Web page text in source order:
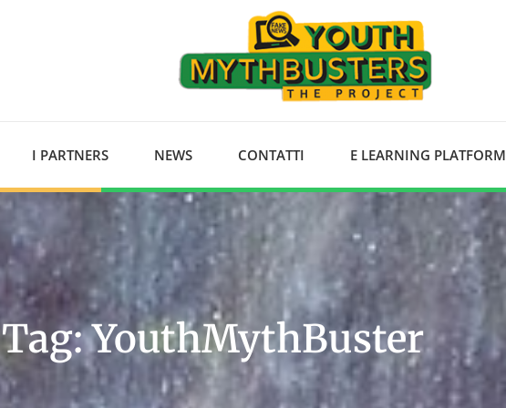
I PARTNERS NEWS CONTATTI E LEARNING PLATFORM
Tag: YouthMythBuster